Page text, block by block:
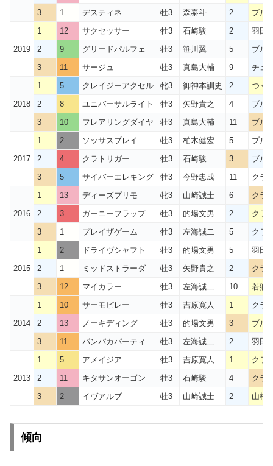
3
1 デスティネ 牡3 森泰斗 2 ブル
2019
1 12 サクセッサー 牡3 石崎駿 2
羽田
2
9 グリードパルフェ 牡3 笹川翼 5
ブル
3
11 サージュ 牡3 真島大輔 9 チュ
2018
1 5 クレイジーアクセル 牝3 御神本訓史 2
つく
2
8 ユニバーサルライト 牡3 矢野貴之 4
ブル
3
10 フレアリングダイヤ 牡3 真島大輔 11 ブル
2017
1 2 ソッサスプレイ 牡3 柏木健宏 5
ブル
2
4 クラトリガー 牡3 石崎駿 3
ブル
3
5 サイバーエレキング 牡3 今野忠成 11 クラ
2016
1 13 ディーズプリモ 牝3 山崎誠士 6
クラ
2
3 ガーニーフラップ 牡3 的場文男 2
クラ
3
1 プレイザゲーム 牡3 左海誠二 5 クラ
2015
1 2 ドライヴシャフト 牡3 的場文男 5
羽田
2
1 ミッドストラーダ 牡3 矢野貴之 2
クラ
3
12 マイカラー 牡3 左海誠二 10 若獅
2014
1 10 サーモピレー 牡3 吉原寛人 1
クラ
2
13 ノーキディング 牡3 的場文男 3
ブル
3
11 パンパカパーティ 牡3 左海誠二 2 羽田
2013
1 5 アメイジア 牡3 吉原寛人 1
クラ
2
11 キタサンオーゴン 牡3 石崎駿 4
クラ
3
2 イヴアルブ 牡3 山崎誠士 2 山桜
傾向